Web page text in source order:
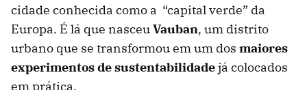
cidade conhecida como a “capital verde” da
Europa. É lá que nasceuVauban, um distrito
urbano que se transformou em um dos maiores
experimentos de sustentabilidadejá colocados
em prática.